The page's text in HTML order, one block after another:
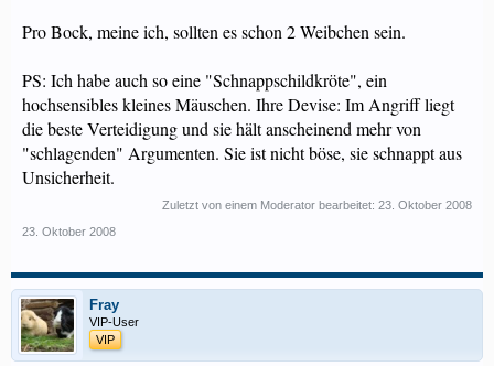
Pro Bock, meine ich, sollten es schon 2 Weibchen sein.
PS: Ich habe auch so eine "Schnappschildkröte", ein
hochsensibles kleines Mäuschen. Ihre Devise: Im Angriff liegt
die beste Verteidigung und sie hält anscheinend mehr von
"schlagenden" Argumenten. Sie ist nicht böse, sie schnappt aus
Unsicherheit.
Zuletzt von einem Moderator bearbeitet: 23. Oktober 2008
23. Oktober 2008
Fray
VIP-User
VIP